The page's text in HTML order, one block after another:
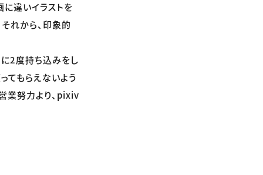
違いイラストを
れから、印象的
2度持ち込みをし
てもらえないよう
業努力より、pixiv